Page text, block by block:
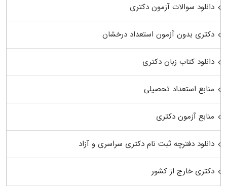
دانلود سوالات آزمون دکتری
دکتری بدون آزمون استعداد درخشان
دانلود کتاب زبان دکتری
منابع استعداد تحصیلی
منابع آزمون دکتری
دانلود دفترچه ثبت نام دکتری سراسری و آزاد
دکتری خارج از کشور